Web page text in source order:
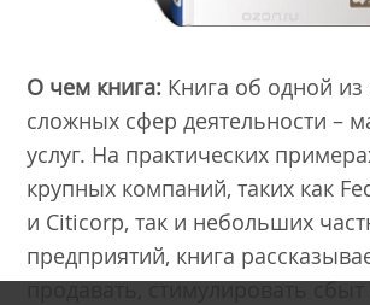
О чем книга: Книга об одной
сложных сфер деятельности –
услуг. На практических
крупных компаний, таких как
и Citicorp, так и небольших
предприятий, книга
продавать, стимулировать